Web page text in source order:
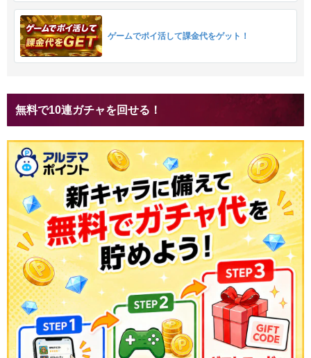
ゲームでポイ活して課金代をゲット！
無料で10連ガチャを回せる！